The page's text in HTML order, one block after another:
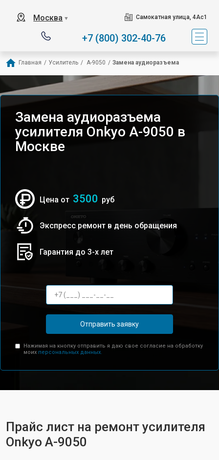
Москва ▼ Самокатная улица, 4Ас1
+7 (800) 302-40-76
Главная / Усилитель / A-9050 / Замена аудиоразъема
Замена аудиоразъема
усилителя Onkyo A-9050 в
Москве
Цена от 3500 руб
Экспресс ремонт в день обращения
Гарантия до 3-х лет
Отправить заявку
Нажимая на кнопку отправить я даю свое согласие на обработку
моих персональных данных.
Прайс лист на ремонт усилителя
Onkyo A-9050